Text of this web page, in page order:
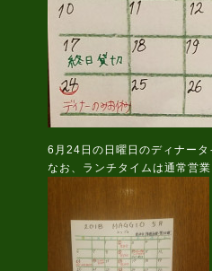
6月24日の日曜日のディナータ
なお、ランチタイムは通常営